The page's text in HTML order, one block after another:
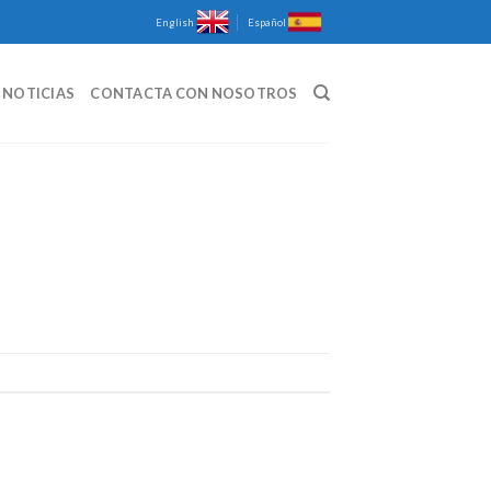
English Español
NOTICIAS CONTACTA CON NOSOTROS